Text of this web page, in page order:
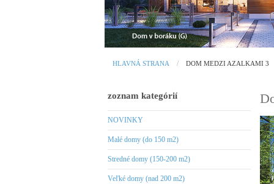
HLAVNÁ STRANA DOM MEDZI AZALKAMI 3
zoznam kategórií
NOVINKY
Malé domy (do 150 m2)
Stredné domy (150-200 m2)
Veľké domy (nad 200 m2)